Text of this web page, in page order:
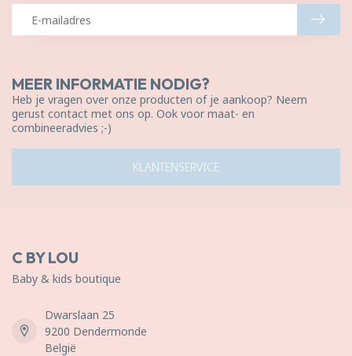
MEER INFORMATIE NODIG?
Heb je vragen over onze producten of je aankoop? Neem
gerust contact met ons op. Ook voor maat- en
combineeradvies ;-)
KLANTENSERVICE
C BY LOU
Baby & kids boutique
Dwarslaan 25
9200 Dendermonde
België